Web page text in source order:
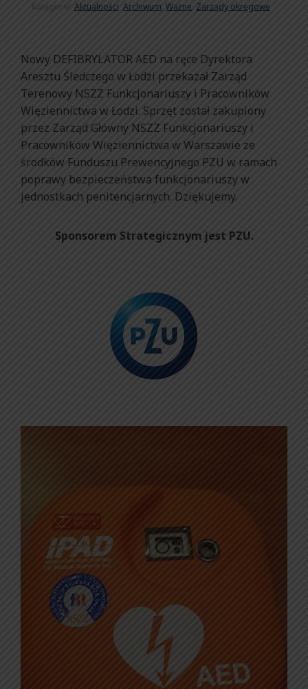
Kategorie: Aktualności Archiwum, Ważne, Zarządy okręgowe
Nowy DEFIBRYLATOR AED na ręce Dyrektora
Aresztu Śledczego w Łodzi przekazał Zarząd
Terenowy NSZZ Funkcjonariuszy i Pracowników
Więziennictwa w Łodzi. Sprzęt został zakupiony
przez Zarząd Główny NSZZ Funkcjonariuszy i
Pracowników Więziennictwa w Warszawie ze
środków Funduszu Prewencyjnego PZU w ramach
poprawy bezpieczeństwa funkcjonariuszy w
jednostkach penitencjarnych. Dziękujemy.
Sponsorem Strategicznym jest PZU.